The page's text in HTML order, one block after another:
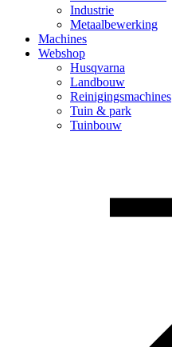
Industrie
Metaalbewerking
Machines
Webshop
Husqvarna
Landbouw
Reinigingsmachines
Tuin & park
Tuinbouw